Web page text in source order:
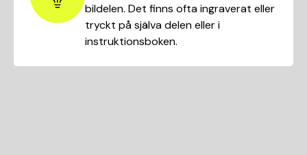
bildelen. Det finns ofta ingraverat eller
tryckt på själva delen eller i
instruktionsboken.